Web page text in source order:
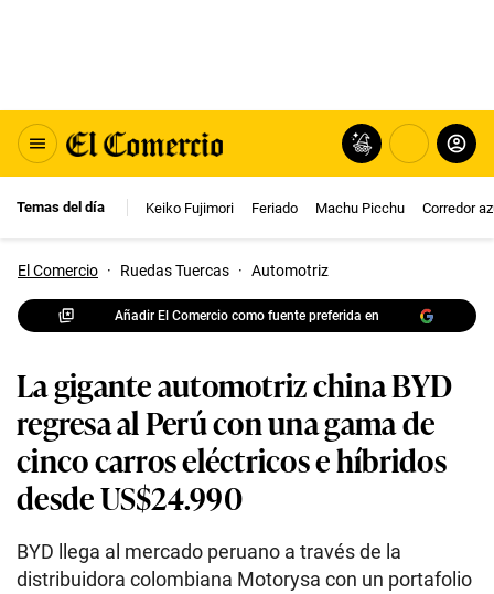
Temas del día Keiko Fujimori Feriado Machu Picchu Corredor
El Comercio · Ruedas Tuercas · Automotriz
Añadir El Comercio como fuente preferida en
La gigante automotriz china BYD
regresa al Perú con una gama de
cinco carros eléctricos e híbridos
desde US$24.990
BYD llega al mercado peruano a través de la
distribuidora colombiana Motorysa con un portafolio